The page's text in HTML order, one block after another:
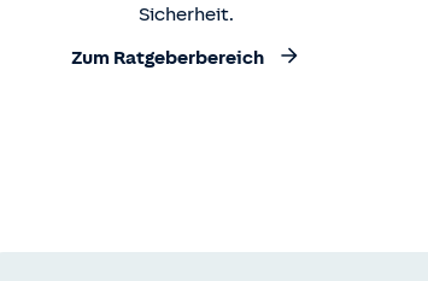
Sicherheit.
Zum Ratgeberbereich